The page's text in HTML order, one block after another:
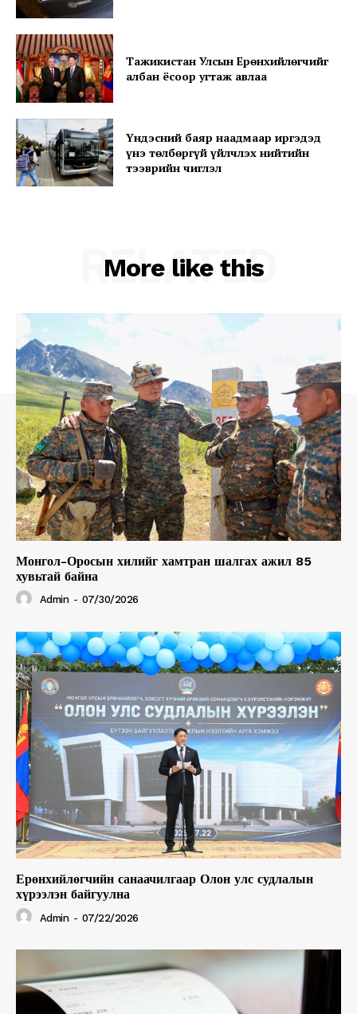
Company
About
Contact us
Тажикистан Улсын Ерөнхийлөгчийг
албан ёсоор угтаж авлаа
Үндэсний баяр наадмаар иргэдэд
үнэ төлбөргүй үйлчлэх нийтийн
тээврийн чиглэл
More like this
RELATED
Монгол-Оросын хилийг хамтран шалгах ажил 85
хувьтай байна
Admin - 07/30/2026
Ерөнхийлөгчийн санаачилгаар Олон улс судлалын
хүрээлэн байгуулна
Admin - 07/22/2026